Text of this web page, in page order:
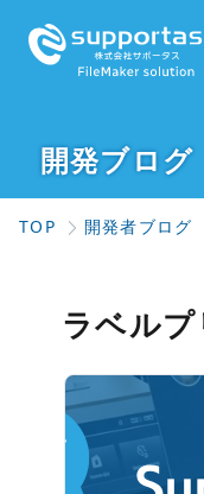
開発ブログ
TOP 開発者ブログ
ラベル